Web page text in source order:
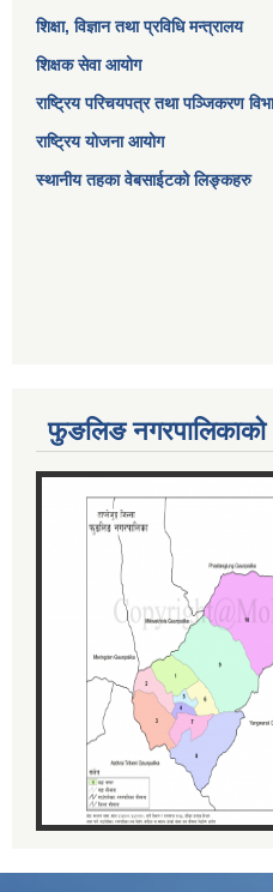
शिक्षा, विज्ञान तथा प्रविधि मन्त्रालय
शिक्षक सेवा आयोग
राष्ट्रिय परिचयपत्र तथा पञ्जिकरण
राष्ट्रिय योजना आयोग
स्थानीय तहका वेबसाईटको लिङ्कहरु
फुङलिङ